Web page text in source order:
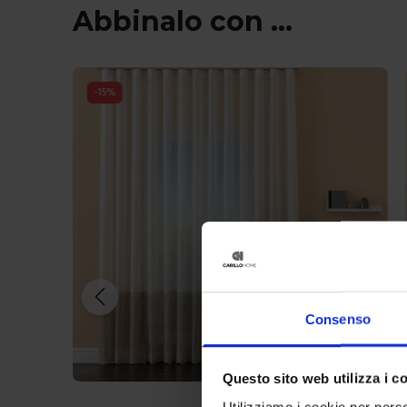
Consenso
Questo sito web utilizza i
Abbinalo con ...